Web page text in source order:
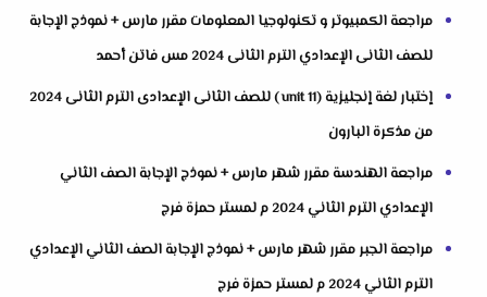
مراجعة الكمبيوتر و تكنولوجيا المعلومات مقرر مارس + نموذج الإجابة
للصف الثانى الإعدادي الترم الثانى 2024 مس فاتن أحمد
إختبار لغة إنجليزية (unit 11 ) للصف الثانى الإعدادى الترم الثانى 2024
من مذكرة البارون
مراجعة الهندسة مقرر شهر مارس + نموذج الإجابة الصف الثاني
الإعدادي الترم الثاني 2024 م لمستر حمزة فرج
مراجعة الجبر مقرر شهر مارس + نموذج الإجابة الصف الثاني الإعدادي
الترم الثاني 2024 م لمستر حمزة فرج